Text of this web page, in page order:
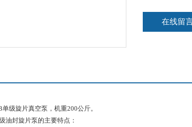
在线留
单级旋片真空泵，机重200公斤。
油封旋片泵的主要特点：